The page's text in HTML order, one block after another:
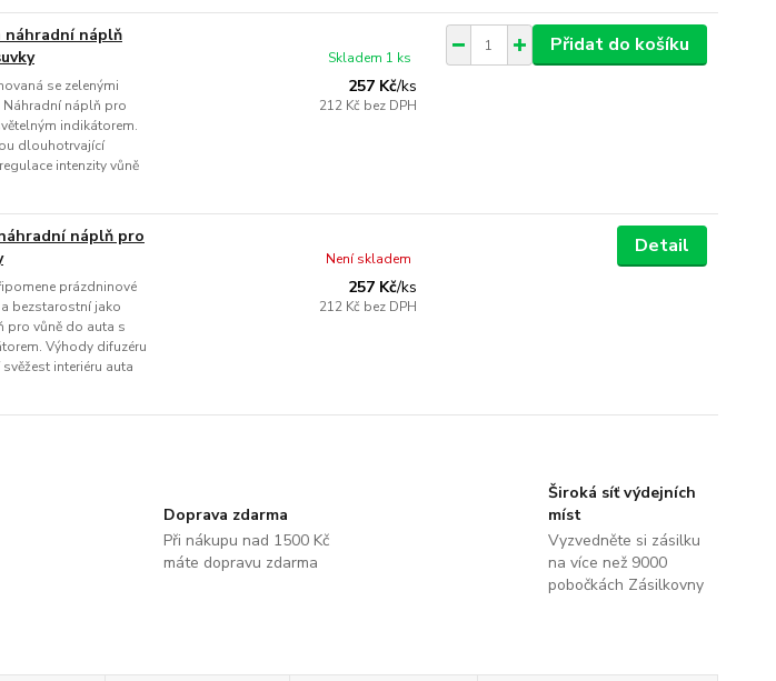
náhradní náplň
se zelenými
Náhradní náplň pro
indikátorem.
dlouhotrvající
intenzity vůně
257 Kč/ks
212 Kč bez DPH
Skladem 1 ks
Přidat do košíku
náplň pro
prázdninové
bezstarostní jako
pro vůně do auta s
Výhody difuzéru
interiéru auta
257 Kč/ks
212 Kč bez DPH
Není skladem
Detail
Doprava zdarma
Při nákupu nad 1500 Kč
máte dopravu zdarma
Široká síť výdejních
míst
Vyzvedněte si zásilku
na více než 9000
pobočkách Zásilkovny